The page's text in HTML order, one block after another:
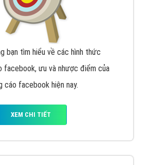
dưới cùng
XEM CHI TIẾT